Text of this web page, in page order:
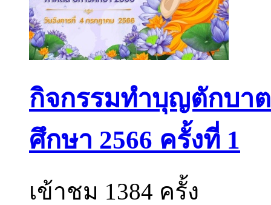
กิจกรรมทำบุญตักบา
ศึกษา 2566 ครั้งที่ 1
เข้าชม 1384 ครั้ง